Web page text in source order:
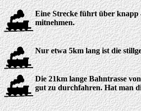
Eine Strecke führt über knapp
mitnehmen.
Nur etwa 5km lang ist die
Die 21km lange Bahntrasse
gut zu durchfahren. Hat man